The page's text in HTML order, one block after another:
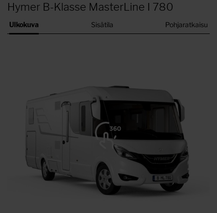
Hymer B-Klasse MasterLine I 780
Ulkokuva Sisätila Pohjaratkaisu